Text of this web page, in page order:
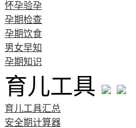
怀孕验孕
孕期检查
孕期饮食
男女早知
孕期知识
育儿工具
育儿工具汇总
安全期计算器